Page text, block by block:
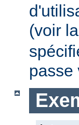
(voir
passe